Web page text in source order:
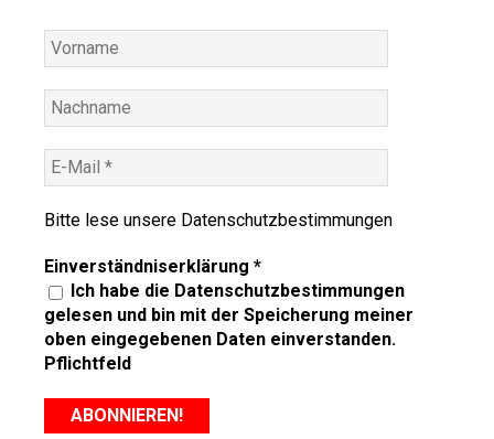
Bitte lese unsere Datenschutzbestimmungen
Einverständniserklärung *
Ich habe die Datenschutzbestimmungen
gelesen und bin mit der Speicherung meiner
oben eingegebenen Daten einverstanden.
Pflichtfeld